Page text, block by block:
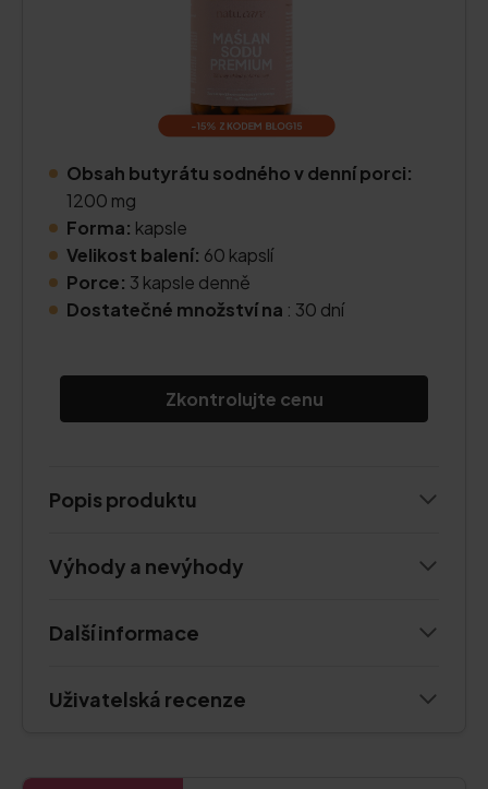
Obsah butyrátu sodného v denní porci:
1200 mg
Forma: kapsle
Velikost balení: 60 kapslí
Porce: 3 kapsle denně
Dostatečné množství na : 30 dní
Zkontrolujte cenu
Popis produktu
Výhody a nevýhody
Další informace
Uživatelská recenze